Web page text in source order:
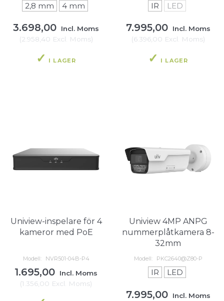
2,8 mm 4 mm
3.698,00
Incl. Moms
(2.958,40 Excl. Moms)
I LAGER
IR LED
7.995,00
Incl. Moms
(6.396,00 Excl. Moms)
I LAGER
Uniview-inspelare för 4
kameror med PoE
Modell: NVR501-04B-P4
1.695,00
Incl. Moms
(1.356,00 Excl. Moms)
Uniview 4MP ANPG
nummerplåtkamera 8-
32mm
Modell: PKC2640@Z80-P
IR LED
7.995,00
Incl. Moms